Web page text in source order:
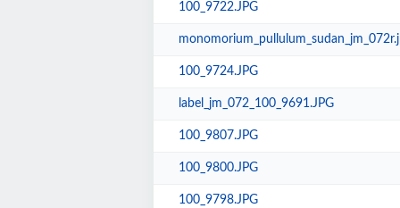
100_9722.JPG
100_9724.JPG
label_jm_072_100_9691.JPG
100_9807.JPG
100_9800.JPG
100_9798.JPG